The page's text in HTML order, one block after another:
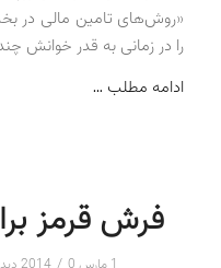
«روش‌های تامین مالی در
را در زمانی به قدر خوانش
ادامه مطلب …
فرش قرمز
1 مارس 2014 0 دیدگاه